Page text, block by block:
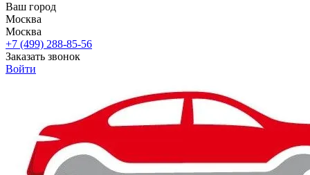
Ваш город
Москва
Москва
+7 (499) 288-85-56
Заказать звонок
Войти